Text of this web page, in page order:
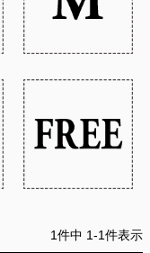
1件中 1-1件表示